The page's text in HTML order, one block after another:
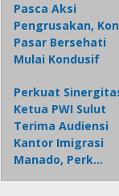
Pasca Aksi
Pengrusakan,
Pasar Bersehati
Mulai Kondusif
Perkuat
Ketua PWI Sulut
Terima Audiensi
Kantor Imigrasi
Manado, Perk…